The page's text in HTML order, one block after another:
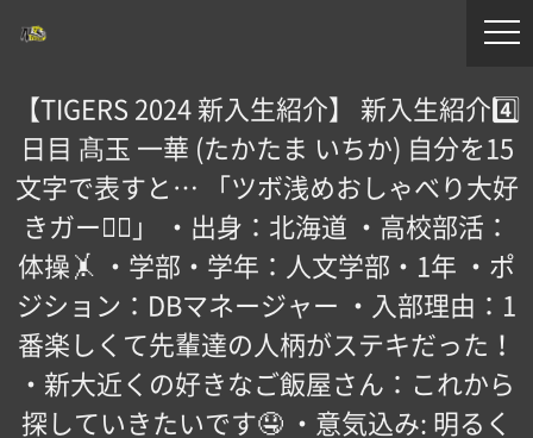
【TIGERS 2024 新入生紹介】 新入生紹介4️⃣
日目 髙玉 一華 (たかたま いちか) 自分を15
文字で表すと… 「ツボ浅めおしゃべり大好
きガール🏻」 ・出身：北海道 ・高校部活：
体操🤸 ・学部・学年：人文学部・1年 ・ポ
ジション：DBマネージャー ・入部理由：1
番楽しくて先輩達の人柄がステキだった！
・新大近くの好きなご飯屋さん：これから
探していきたいです🤤 ・意気込み: 明るく